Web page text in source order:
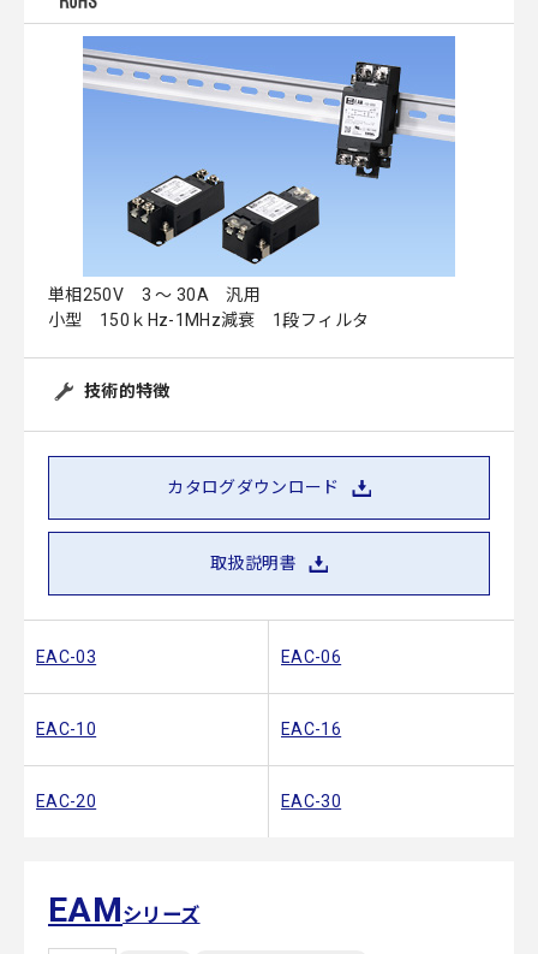
単相250V 3 ～ 30A 汎用
小型 150ｋHz-1MHz減衰 1段フィルタ
技術的特徴
カタログダウンロード
取扱説明書
EAC-03 EAC-06
EAC-10 EAC-16
EAC-20 EAC-30
EAMシリーズ